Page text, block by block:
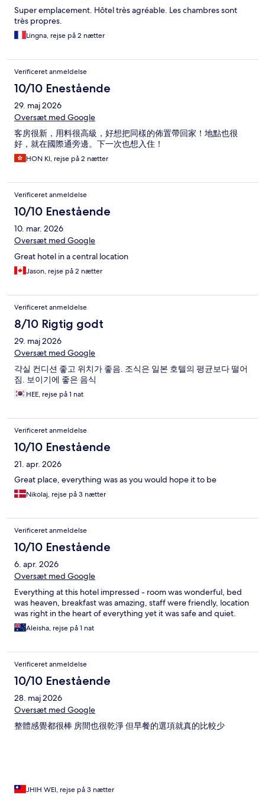
Super emplacement. Hôtel très agréable. Les chambres sont
très propres.
Lingna, rejse på 2 nætter
Verificeret anmeldelse
10/10 Enestående
29. maj 2026
Oversæt med Google
客房很新，用料很高級，好想把同樣的佈置帶回家！地點也很
好，就在國際通旁邊。下一次也想入住！
HON KI, rejse på 2 nætter
Verificeret anmeldelse
10/10 Enestående
10. mar. 2026
Oversæt med Google
Great hotel in a central location
Jason, rejse på 2 nætter
Verificeret anmeldelse
8/10 Rigtig godt
29. maj 2026
Oversæt med Google
갹실 컨디션 좋고 위치가 좋음. 조식은 일본 호텔의 평균보다 떨어
짐. 보이기에 좋은 음식
HEE, rejse på 1 nat
Verificeret anmeldelse
10/10 Enestående
21. apr. 2026
Great place, everything was as you would hope it to be
Nikolaj, rejse på 3 nætter
Verificeret anmeldelse
10/10 Enestående
6. apr. 2026
Oversæt med Google
Everything at this hotel impressed - room was wonderful, bed
was heaven, breakfast was amazing, staff were friendly, location
was right in the heart of everything yet it was safe and quiet.
Aleisha, rejse på 1 nat
Verificeret anmeldelse
10/10 Enestående
28. maj 2026
Oversæt med Google
整體感覺都很棒 房間也很乾淨 但早餐的選項就真的比較少
JHIH WEI, rejse på 3 nætter